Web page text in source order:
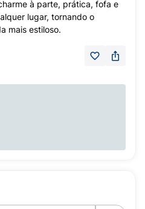
à parte, prática, fofa e
lugar, tornando o
mais estiloso.